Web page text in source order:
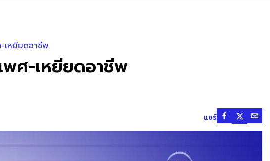
เหยียดอาชีพ
พศ-เหยียดอาชีพ
แชร์